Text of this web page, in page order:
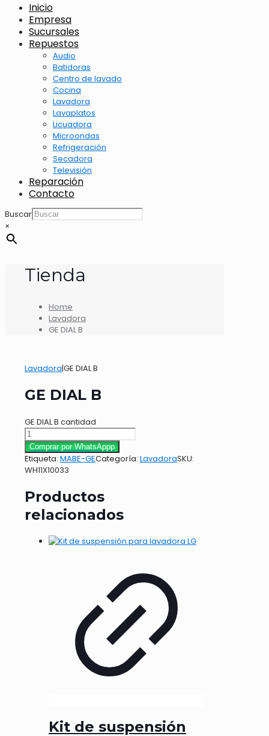
Inicio
Empresa
Sucursales
Repuestos
Audio
Batidoras
Centro de lavado
Cocina
Lavadora
Lavaplatos
Licuadora
Microondas
Refrigeración
Secadora
Televisión
Reparación
Contacto
Buscar
×
Tienda
Home
Lavadora
GE DIAL B
Lavadora|GE DIAL B
GE DIAL B
GE DIAL B cantidad
Comprar por WhatsAppp
Etiqueta: MABE-GECategoría: LavadoraSKU:
WH11X10033
Productos
relacionados
Kit de suspensión